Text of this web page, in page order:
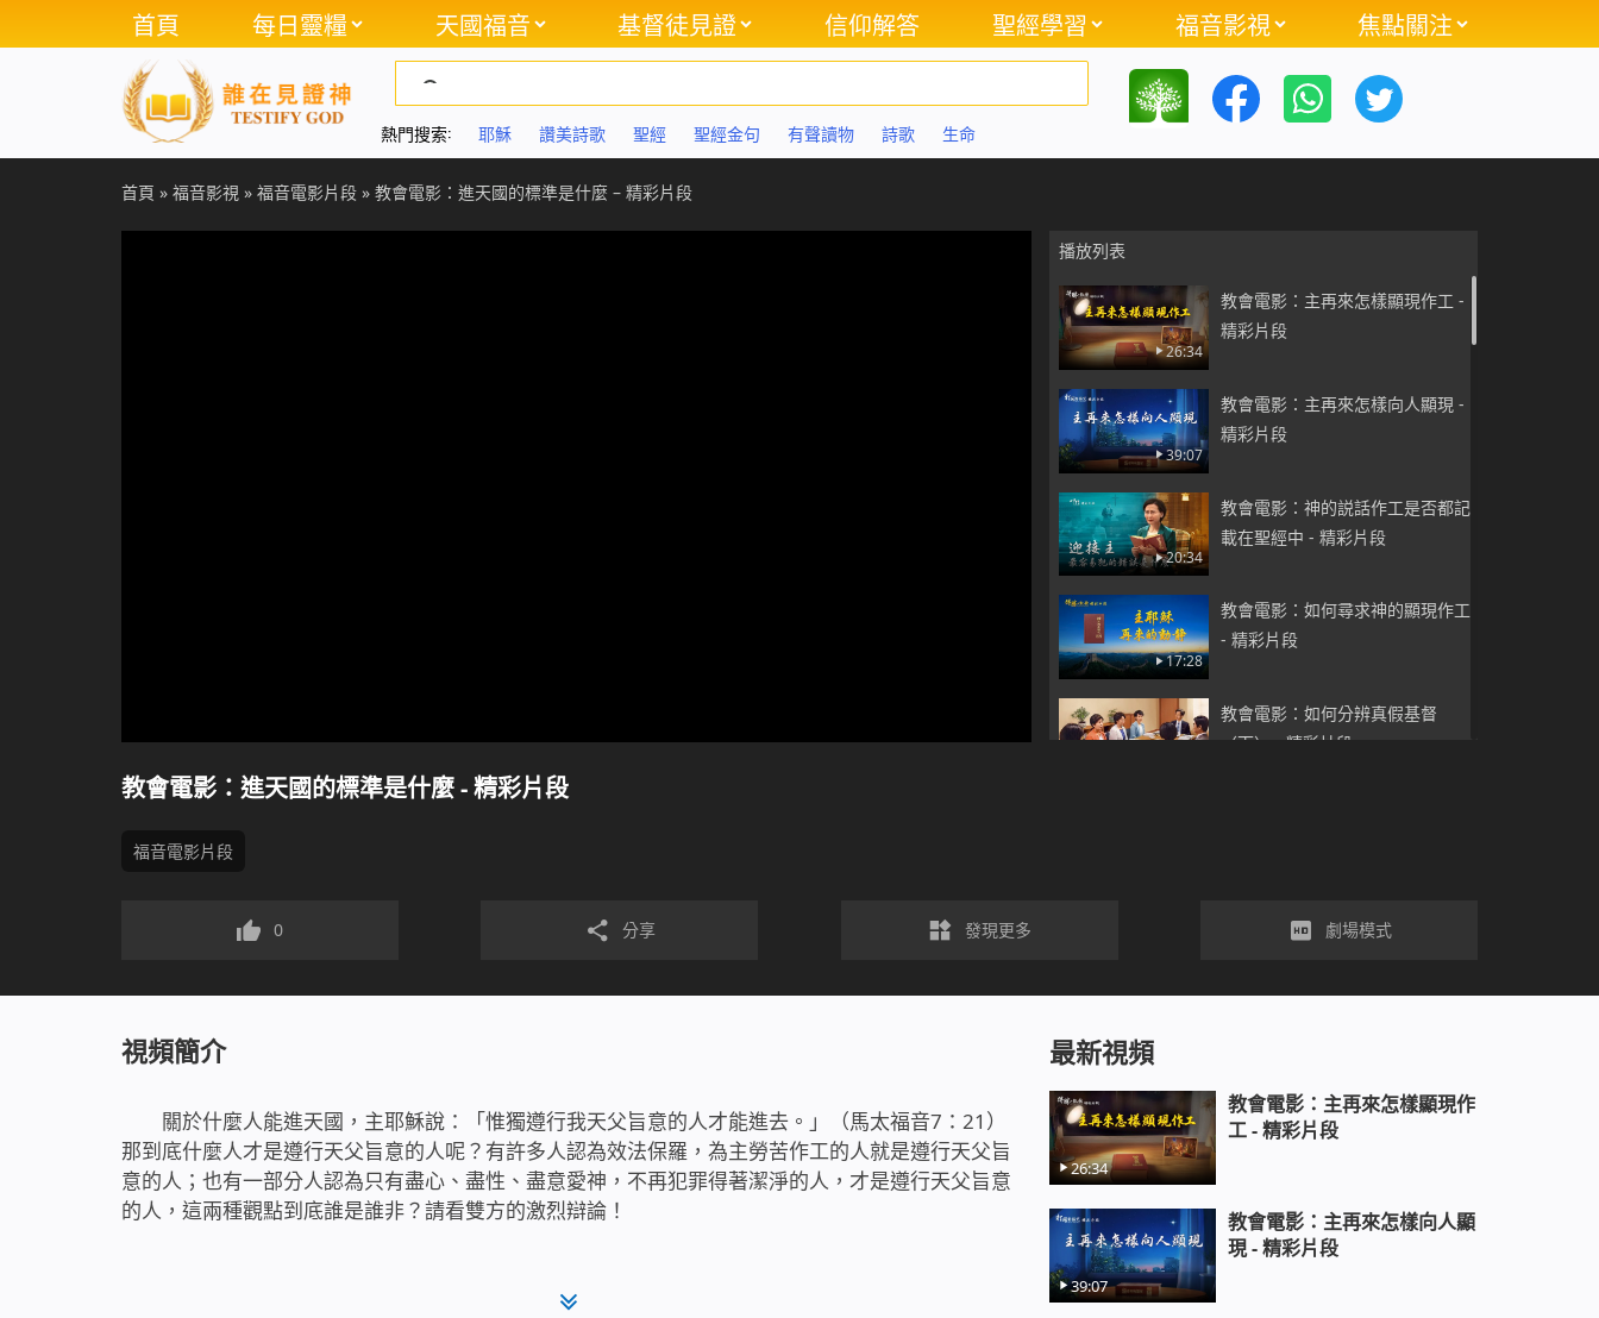
首頁 每日靈糧 天國福音 基督徒見證 信仰解答 聖經學習 福音影視 焦點關注
熱門搜索: 耶穌 讚美詩歌 聖經 聖經金句 有聲讀物 詩歌 生命
首頁 » 福音影視 » 福音電影片段 » 教會電影：進天國的標準是什麼 – 精彩片段
播放列表
26:34
教會電影：主再來怎樣顯現作工 -
精彩片段
39:07
教會電影：主再來怎樣向人顯現 -
精彩片段
20:34
教會電影：神的説話作工是否都記
載在聖經中 - 精彩片段
17:28
教會電影：如何尋求神的顯現作工
- 精彩片段
教會電影：如何分辨真假基督
（下） - 精彩片段
教會電影：如何解决説謊、欺騙的
18:40
教會電影：經歷基督台前審判得生
14:48
教會電影：只有神能拯救人脫離網
癮的苦害 - 精彩片段
教會電影：進天國的標準是什麼 - 精彩片段
福音電影片段
0 分享 發現更多 劇場模式
視頻簡介
關於什麼人能進天國，主耶穌說：「惟獨遵行我天父旨意的人才能進去。」（馬太福音7：21）
那到底什麼人才是遵行天父旨意的人呢？有許多人認為效法保羅，為主勞苦作工的人就是遵行天父旨
意的人；也有一部分人認為只有盡心、盡性、盡意愛神，不再犯罪得著潔淨的人，才是遵行天父旨意
的人，這兩種觀點到底誰是誰非？請看雙方的激烈辯論！
最新視頻
26:34
教會電影：主再來怎樣顯現作
工 - 精彩片段
39:07
教會電影：主再來怎樣向人顯
現 - 精彩片段